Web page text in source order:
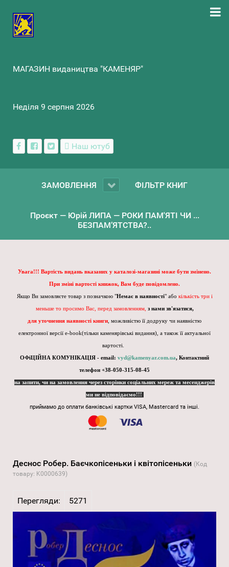
МАГАЗИН видаництва "КАМЕНЯР"
Неділя 9 серпня 2026
Наш ютуб
ЗАМОВЛЕННЯ ФІЛЬТР КНИГ
Проєкт — Юрій ЛИПА — РОКИ ПАМ'ЯТІ ЧИ ...
БЕЗПАМ’ЯТСТВА?..
Увага!!! Вартість видань вказаних у каталозі-магазині може бути змінено.
При зміні вартості книжок, Вам буде повідомлено.
Якщо Ви замовляєте товар з позначкою "Немає в наявності" або кількість три і
меньше то просимо Вас, перед замовленням, з нами зв'язатися,
для уточнення наявності книги , можливістю її додруку чи наявністю
електронної версії e-book(тільки каменярівські видання), а також її актуальної
вартості.
ОФіЦІЙНА КОМУНІКАЦІЯ - email: vyd@kamenyar.com.ua, Контактний
телефон +38-050-315-08-45
на запити, чи на замовлення через сторінки соціальних мереж та месенджерів
ми не відповідаємо!!!
приймамо до оплати банківські картки VISA, Mastercard та інші.
Деснос Робер. Баєчкопісеньки і квітопісеньки (Код
товару: K0000639)
Перегляди: 5271